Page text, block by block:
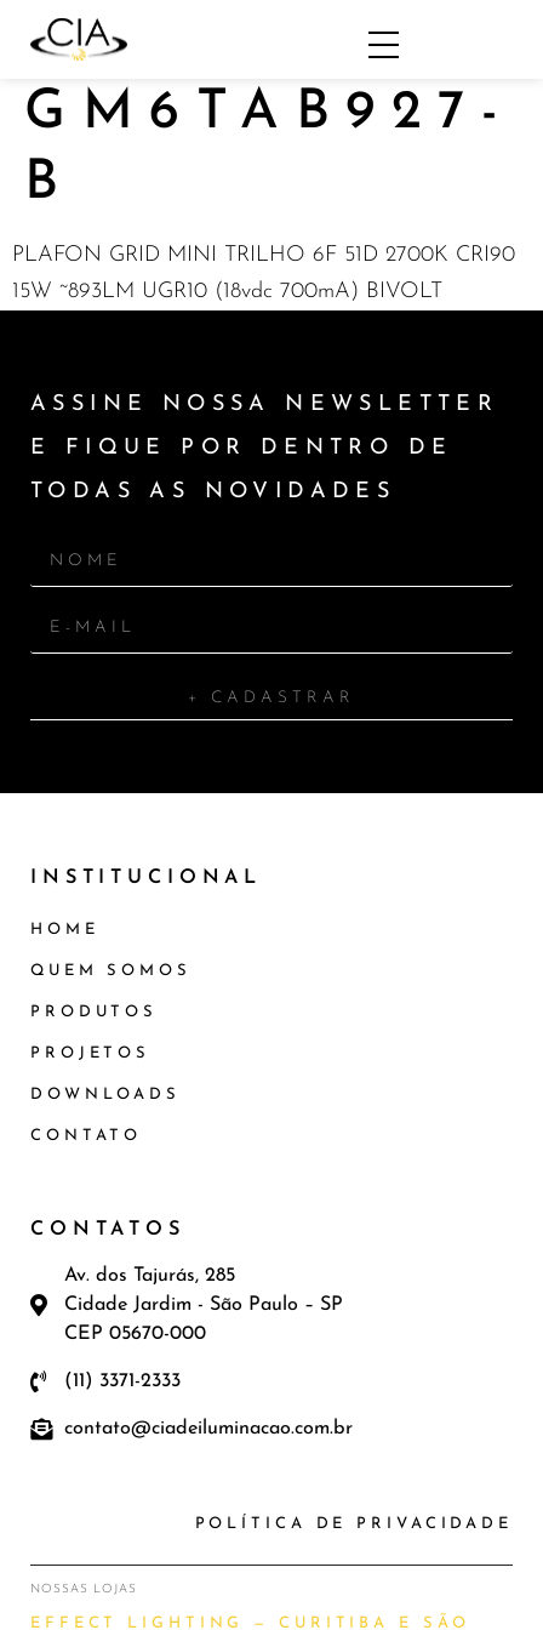
GM6TAB927-
B
PLAFON GRID MINI TRILHO 6F 51D 2700K CRI90
15W ~893LM UGR10 (18vdc 700mA) BIVOLT
ASSINE NOSSA NEWSLETTER
E FIQUE POR DENTRO DE
TODAS AS NOVIDADES
+ CADASTRAR
INSTITUCIONAL
HOME
QUEM SOMOS
PRODUTOS
PROJETOS
DOWNLOADS
CONTATO
CONTATOS
Av. dos Tajurás, 285
Cidade Jardim - São Paulo – SP
CEP 05670-000
(11) 3371-2333
contato@ciadeiluminacao.com.br
POLÍTICA DE PRIVACIDADE
NOSSAS LOJAS
EFFECT LIGHTING — CURITIBA E SÃO